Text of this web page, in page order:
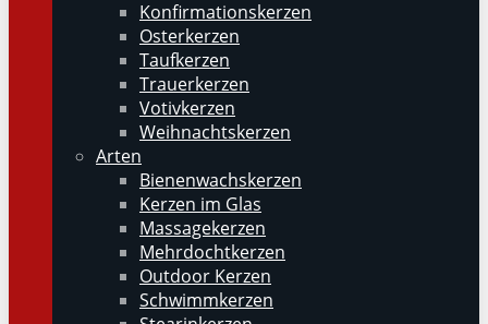
Konfirmationskerzen
Osterkerzen
Taufkerzen
Trauerkerzen
Votivkerzen
Weihnachtskerzen
Arten
Bienenwachskerzen
Kerzen im Glas
Massagekerzen
Mehrdochtkerzen
Outdoor Kerzen
Schwimmkerzen